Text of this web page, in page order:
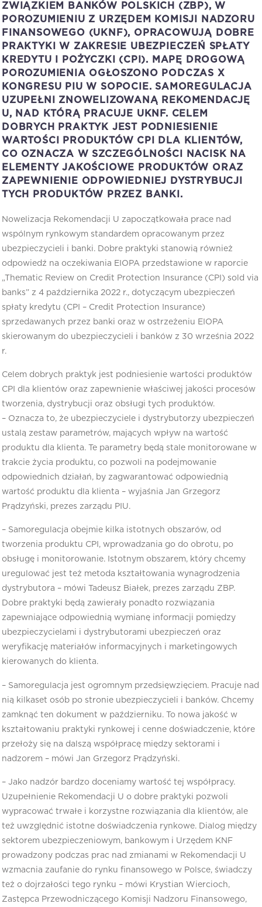
ZWIĄZKIEM BANKÓW POLSKICH (ZBP), W
POROZUMIENIU Z URZĘDEM KOMISJI NADZORU
FINANSOWEGO (UKNF), OPRACOWUJĄ DOBRE
PRAKTYKI W ZAKRESIE UBEZPIECZEŃ SPŁATY
KREDYTU I POŻYCZKI (CPI). MAPĘ DROGOWĄ
POROZUMIENIA OGŁOSZONO PODCZAS X
KONGRESU PIU W SOPOCIE. SAMOREGULACJA
UZUPEŁNI ZNOWELIZOWANĄ REKOMENDACJĘ
U, NAD KTÓRĄ PRACUJE UKNF. CELEM
DOBRYCH PRAKTYK JEST PODNIESIENIE
WARTOŚCI PRODUKTÓW CPI DLA KLIENTÓW,
CO OZNACZA W SZCZEGÓLNOŚCI NACISK NA
ELEMENTY JAKOŚCIOWE PRODUKTÓW ORAZ
ZAPEWNIENIE ODPOWIEDNIEJ DYSTRYBUCJI
TYCH PRODUKTÓW PRZEZ BANKI.
Nowelizacja Rekomendacji U zapoczątkowała prace nad
wspólnym rynkowym standardem opracowanym przez
ubezpieczycieli i banki. Dobre praktyki stanowią również
odpowiedź na oczekiwania EIOPA przedstawione w raporcie
„Thematic Review on Credit Protection Insurance (CPI) sold via
banks” z 4 października 2022 r., dotyczącym ubezpieczeń
spłaty kredytu (CPI – Credit Protection Insurance)
sprzedawanych przez banki oraz w ostrzeżeniu EIOPA
skierowanym do ubezpieczycieli i banków z 30 września 2022
r.
Celem dobrych praktyk jest podniesienie wartości produktów
CPI dla klientów oraz zapewnienie właściwej jakości procesów
tworzenia, dystrybucji oraz obsługi tych produktów.
– Oznacza to, że ubezpieczyciele i dystrybutorzy ubezpieczeń
ustalą zestaw parametrów, mających wpływ na wartość
produktu dla klienta. Te parametry będą stale monitorowane w
trakcie życia produktu, co pozwoli na podejmowanie
odpowiednich działań, by zagwarantować odpowiednią
wartość produktu dla klienta – wyjaśnia Jan Grzegorz
Prądzyński, prezes zarządu PIU.
– Samoregulacja obejmie kilka istotnych obszarów, od
tworzenia produktu CPI, wprowadzania go do obrotu, po
obsługę i monitorowanie. Istotnym obszarem, który chcemy
uregulować jest też metoda kształtowania wynagrodzenia
dystrybutora – mówi Tadeusz Białek, prezes zarządu ZBP.
Dobre praktyki będą zawierały ponadto rozwiązania
zapewniające odpowiednią wymianę informacji pomiędzy
ubezpieczycielami i dystrybutorami ubezpieczeń oraz
weryfikację materiałów informacyjnych i marketingowych
kierowanych do klienta.
– Samoregulacja jest ogromnym przedsięwzięciem. Pracuje nad
nią kilkaset osób po stronie ubezpieczycieli i banków. Chcemy
zamknąć ten dokument w październiku. To nowa jakość w
kształtowaniu praktyki rynkowej i cenne doświadczenie, które
przełoży się na dalszą współpracę między sektorami i
nadzorem – mówi Jan Grzegorz Prądzyński.
– Jako nadzór bardzo doceniamy wartość tej współpracy.
Uzupełnienie Rekomendacji U o dobre praktyki pozwoli
wypracować trwałe i korzystne rozwiązania dla klientów, ale
też uwzględnić istotne doświadczenia rynkowe. Dialog między
sektorem ubezpieczeniowym, bankowym i Urzędem KNF
prowadzony podczas prac nad zmianami w Rekomendacji U
wzmacnia zaufanie do rynku finansowego w Polsce, świadczy
też o dojrzałości tego rynku – mówi Krystian Wiercioch,
Zastępca Przewodniczącego Komisji Nadzoru Finansowego,